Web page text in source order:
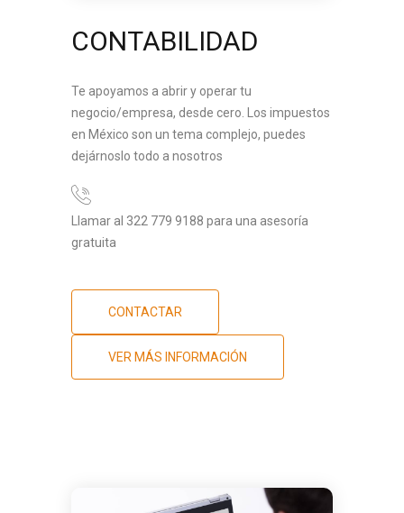
CONTABILIDAD
Te apoyamos a abrir y operar tu
negocio/empresa, desde cero. Los impuestos
en México son un tema complejo, puedes
dejárnoslo todo a nosotros
Llamar al 322 779 9188 para una asesoría
gratuita
CONTACTAR
VER MÁS INFORMACIÓN